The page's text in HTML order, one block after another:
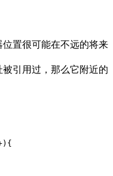
置很可能在不远的将来
引用过，那么它附近的